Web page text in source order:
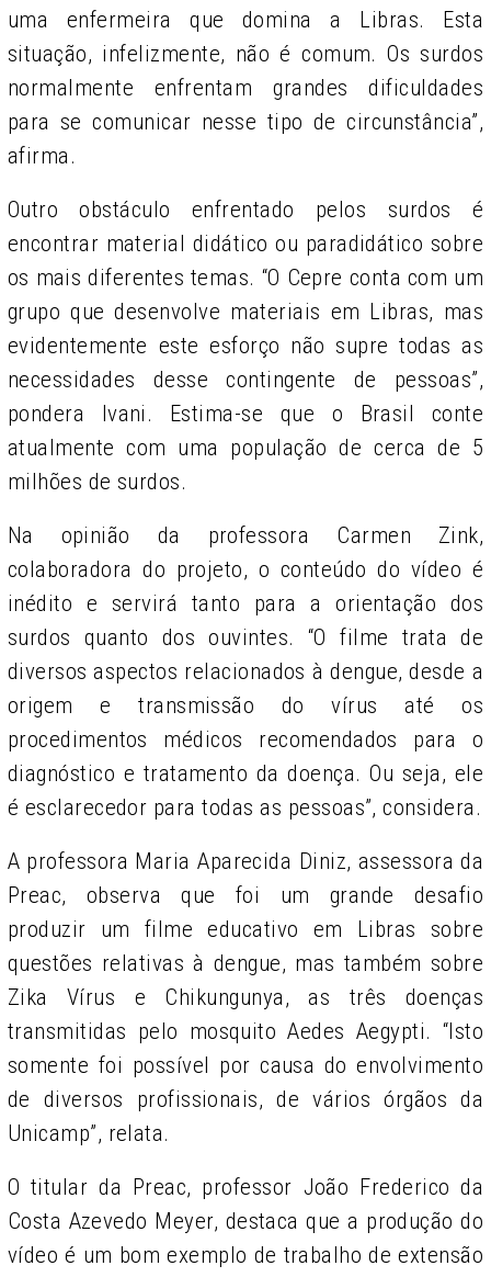
uma enfermeira que domina a Libras. Esta
situação, infelizmente, não é comum. Os surdos
normalmente enfrentam grandes dificuldades
para se comunicar nesse tipo de circunstância”,
afirma.
Outro obstáculo enfrentado pelos surdos é
encontrar material didático ou paradidático sobre
os mais diferentes temas. “O Cepre conta com um
grupo que desenvolve materiais em Libras, mas
evidentemente este esforço não supre todas as
necessidades desse contingente de pessoas”,
pondera Ivani. Estima-se que o Brasil conte
atualmente com uma população de cerca de 5
milhões de surdos.
Na opinião da professora Carmen Zink,
colaboradora do projeto, o conteúdo do vídeo é
inédito e servirá tanto para a orientação dos
surdos quanto dos ouvintes. “O filme trata de
diversos aspectos relacionados à dengue, desde a
origem e transmissão do vírus até os
procedimentos médicos recomendados para o
diagnóstico e tratamento da doença. Ou seja, ele
é esclarecedor para todas as pessoas”, considera.
A professora Maria Aparecida Diniz, assessora da
Preac, observa que foi um grande desafio
produzir um filme educativo em Libras sobre
questões relativas à dengue, mas também sobre
Zika Vírus e Chikungunya, as três doenças
transmitidas pelo mosquito Aedes Aegypti. “Isto
somente foi possível por causa do envolvimento
de diversos profissionais, de vários órgãos da
Unicamp”, relata.
O titular da Preac, professor João Frederico da
Costa Azevedo Meyer, destaca que a produção do
vídeo é um bom exemplo de trabalho de extensão